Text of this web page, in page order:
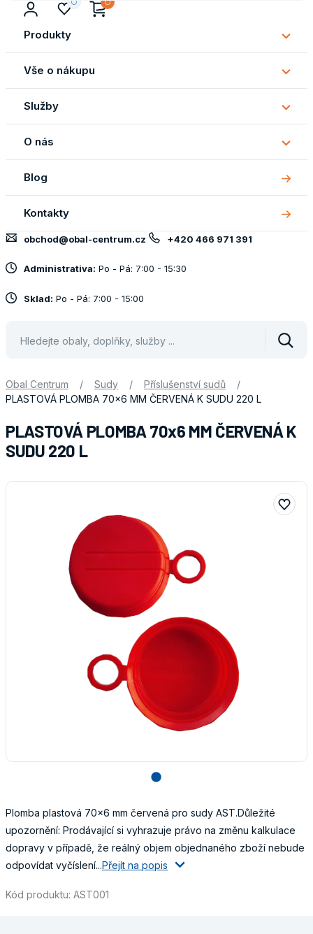
Produkty
Vše o nákupu
Vše
o
Služby
O nás
O
nás
Blog
Kontakty
obchod@obal-centrum.cz +420 466 971 391
Administrativa: Po - Pá: 7:00 - 15:30
Sklad: Po - Pá: 7:00 - 15:00
Obal Centrum / Sudy / Příslušenství sudů
/
PLASTOVÁ PLOMBA 70x6 MM ČERVENÁ K SUDU 220 L
PLASTOVÁ PLOMBA 70x6 MM ČERVENÁ K
SUDU 220 L
lens
Plomba plastová 70x6 mm červená pro sudy AST.Důležité
upozornění: Prodávající si vyhrazuje právo na změnu kalkulace
dopravy v případě, že reálný objem objednaného zboží nebude
odpovídat vyčíslení...Přejít na popis
Kód produktu: AST001